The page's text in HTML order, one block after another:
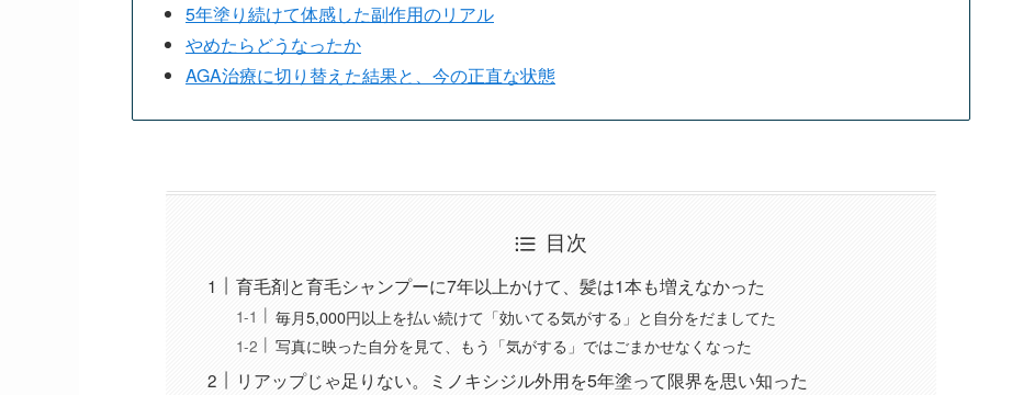
5年塗り続けて体感した副作用のリアル
やめたらどうなったか
AGA治療に切り替えた結果と、今の正直な状態
目次
育毛剤と育毛シャンプーに7年以上かけて、髪は1本も増えなかった
毎月5,000円以上を払い続けて「効いてる気がする」と自分をだましてた
写真に映った自分を見て、もう「気がする」ではごまかせなくなった
リアップじゃ足りない。ミノキシジル外用を5年塗って限界を思い知った